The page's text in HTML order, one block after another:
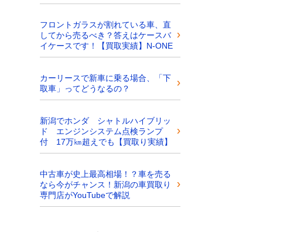
フロントガラスが割れている車、直
してから売るべき？答えはケースバ
イケースです！【買取実績】N-ONE
カーリースで新車に乗る場合、「下
取車」ってどうなるの？
新潟でホンダ シャトルハイブリッ
ド エンジンシステム点検ランプ
付 17万㎞超えでも【買取り実績】
中古車が史上最高相場！？車を売る
なら今がチャンス！新潟の車買取り
専門店がYouTubeで解説